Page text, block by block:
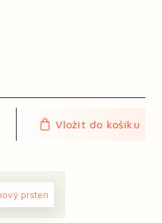
Vložit do košíku